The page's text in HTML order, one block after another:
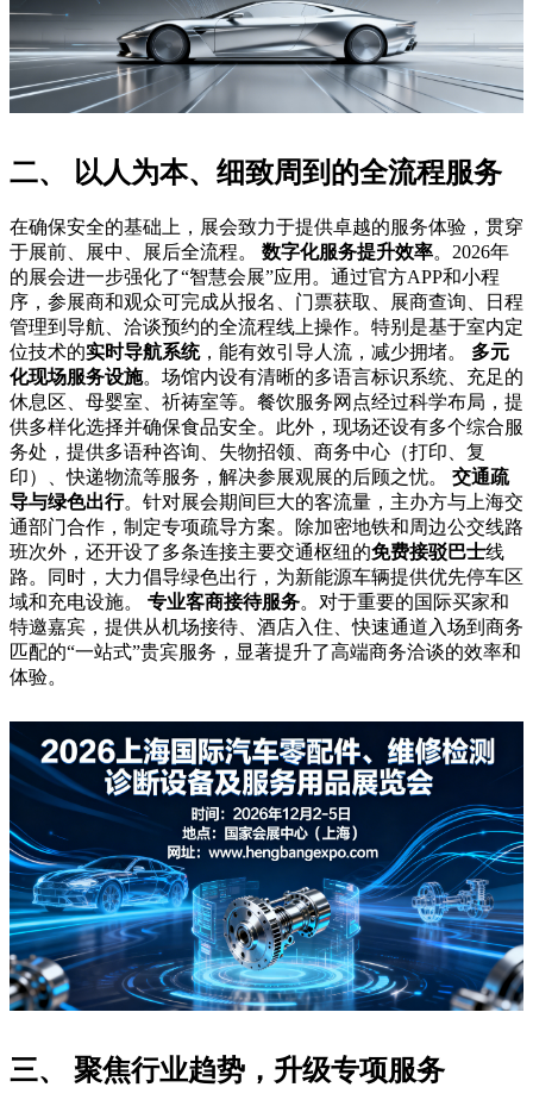
二、 以人为本、细致周到的全流程服务
在确保安全的基础上，展会致力于提供卓越的服务体验，贯穿
于展前、展中、展后全流程。 数字化服务提升效率。2026年
的展会进一步强化了“智慧会展”应用。通过官方APP和小程
序，参展商和观众可完成从报名、门票获取、展商查询、日程
管理到导航、洽谈预约的全流程线上操作。特别是基于室内定
位技术的实时导航系统，能有效引导人流，减少拥堵。 多元
化现场服务设施。场馆内设有清晰的多语言标识系统、充足的
休息区、母婴室、祈祷室等。餐饮服务网点经过科学布局，提
供多样化选择并确保食品安全。此外，现场还设有多个综合服
务处，提供多语种咨询、失物招领、商务中心（打印、复
印）、快递物流等服务，解决参展观展的后顾之忧。 交通疏
导与绿色出行。针对展会期间巨大的客流量，主办方与上海交
通部门合作，制定专项疏导方案。除加密地铁和周边公交线路
班次外，还开设了多条连接主要交通枢纽的免费接驳巴士线
路。同时，大力倡导绿色出行，为新能源车辆提供优先停车区
域和充电设施。 专业客商接待服务。对于重要的国际买家和
特邀嘉宾，提供从机场接待、酒店入住、快速通道入场到商务
匹配的“一站式”贵宾服务，显著提升了高端商务洽谈的效率和
体验。
三、 聚焦行业趋势，升级专项服务